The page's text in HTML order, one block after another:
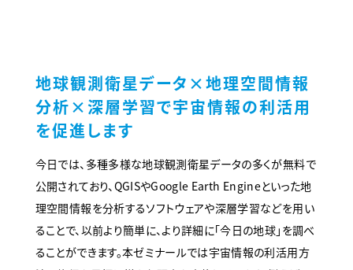
地球観測衛星データ×地理空間情報
分析×深層学習で宇宙情報の利活用
を促進します
今日では、多種多様な地球観測衛星データの多くが無料で
公開されており、QGISやGoogle Earth Engineといった地
理空間情報を分析するソフトウェアや深層学習などを用い
ることで、以前より簡単に、より詳細に「今日の地球」を調べ
ることができます。本ゼミナールでは宇宙情報の利活用方